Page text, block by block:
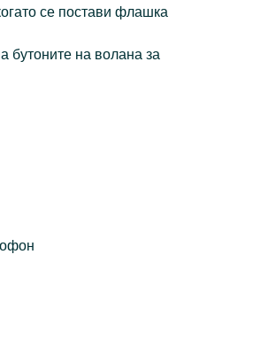
се постави флашка
бутоните на волана за